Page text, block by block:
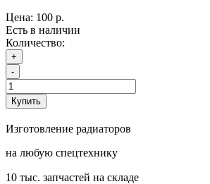
Цена: 100 р.
Есть в наличии
Количество:
+
-
Купить
Изготовление радиаторов
на любую спецтехнику
10 тыс. запчастей на складе